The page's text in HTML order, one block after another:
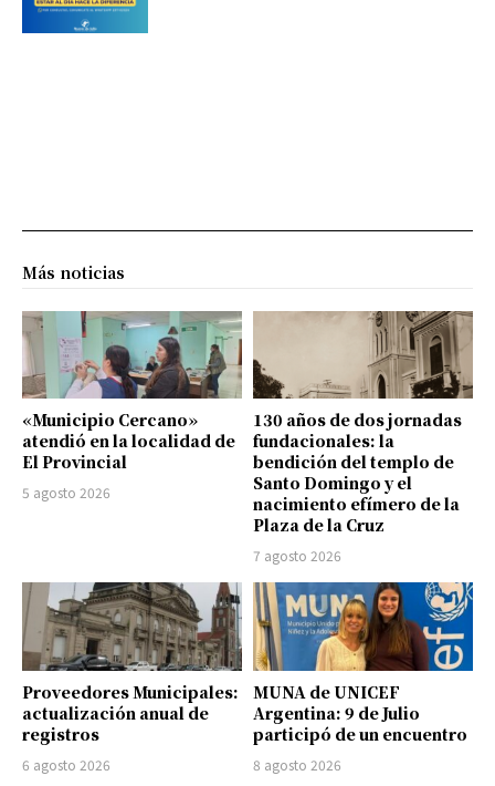
Más noticias
«Municipio Cercano»
atendió en la localidad de
El Provincial
5 agosto 2026
130 años de dos jornadas
fundacionales: la
bendición del templo de
Santo Domingo y el
nacimiento efímero de la
Plaza de la Cruz
7 agosto 2026
Proveedores Municipales:
actualización anual de
registros
6 agosto 2026
MUNA de UNICEF
Argentina: 9 de Julio
participó de un encuentro
8 agosto 2026